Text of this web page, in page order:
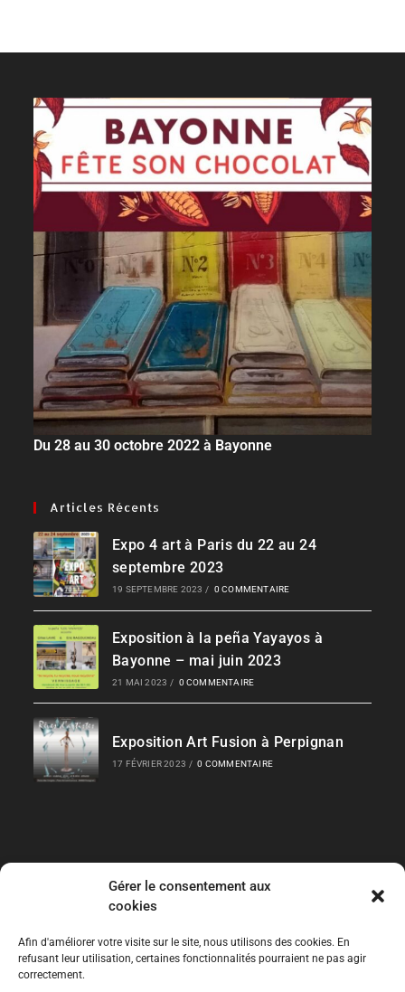
Gérer le consentement aux
cookies
Afin d'améliorer votre visite sur le site, nous utilisons des cookies. En
refusant leur utilisation, certaines fonctionnalités pourraient ne pas agir
correctement.
Du 28 au 30 octobre 2022 à Bayonne
Articles Récents
Expo 4 art à Paris du 22 au 24
septembre 2023
19 SEPTEMBRE 2023 / 0 COMMENTAIRE
Exposition à la peña Yayayos à
Bayonne – mai juin 2023
21 MAI 2023 / 0 COMMENTAIRE
Exposition Art Fusion à Perpignan
17 FÉVRIER 2023 / 0 COMMENTAIRE
Liens Rapides
Les Collections